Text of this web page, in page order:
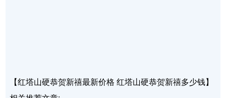
【红塔山硬恭贺新禧最新价格 红塔山硬恭贺新禧多少钱】